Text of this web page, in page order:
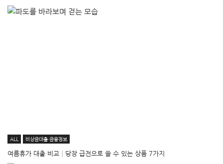
ALL 비상금대출·금융정보
여름휴가 대출 비교│당장 급전으로 쓸 수 있는 상품 7가지